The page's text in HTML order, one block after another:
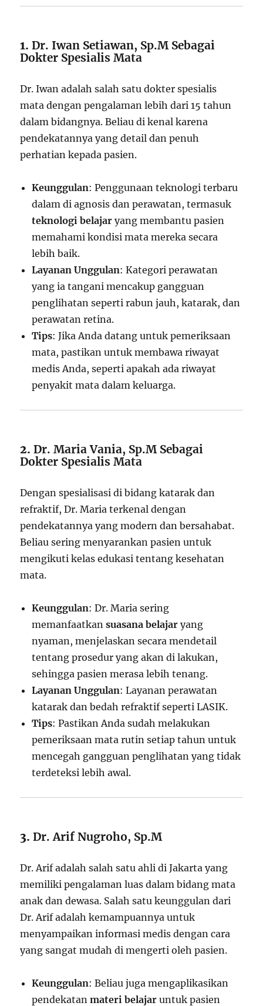
1.Dr. Iwan Setiawan, Sp.M Sebagai
Dokter Spesialis Mata
Dr. Iwan adalah salah satu dokter spesialis
mata dengan pengalaman lebih dari 15 tahun
dalam bidangnya. Beliau di kenal karena
pendekatannya yang detail dan penuh
perhatian kepada pasien.
Keunggulan: Penggunaan teknologi terbaru
dalam di agnosis dan perawatan, termasuk
teknologi belajar yang membantu pasien
memahami kondisi mata mereka secara
lebih baik.
Layanan Unggulan: Kategori perawatan
yang ia tangani mencakup gangguan
penglihatan seperti rabun jauh, katarak, dan
perawatan retina.
Tips: Jika Anda datang untuk pemeriksaan
mata, pastikan untuk membawa riwayat
medis Anda, seperti apakah ada riwayat
penyakit mata dalam keluarga.
2.Dr. Maria Vania, Sp.M Sebagai
Dokter Spesialis Mata
Dengan spesialisasi di bidang katarak dan
refraktif, Dr. Maria terkenal dengan
pendekatannya yang modern dan bersahabat.
Beliau sering menyarankan pasien untuk
mengikuti kelas edukasi tentang kesehatan
mata.
Keunggulan: Dr. Maria sering
memanfaatkansuasana belajar yang
nyaman, menjelaskan secara mendetail
tentang prosedur yang akan di lakukan,
sehingga pasien merasa lebih tenang.
Layanan Unggulan: Layanan perawatan
katarak dan bedah refraktif seperti LASIK.
Tips: Pastikan Anda sudah melakukan
pemeriksaan mata rutin setiap tahun untuk
mencegah gangguan penglihatan yang tidak
terdeteksi lebih awal.
3.Dr. Arif Nugroho, Sp.M
Dr. Arif adalah salah satu ahli di Jakarta yang
memiliki pengalaman luas dalam bidang mata
anak dan dewasa. Salah satu keunggulan dari
Dr. Arif adalah kemampuannya untuk
menyampaikan informasi medis dengan cara
yang sangat mudah di mengerti oleh pasien.
Keunggulan: Beliau juga mengaplikasikan
pendekatanmateri belajar untuk pasien